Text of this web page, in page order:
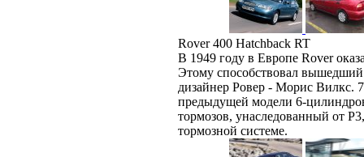
Rover 400 Hatchback RT
В 1949 году в Европе Rover
Этому способствовал вышедший
дизайнер Ровер - Морис Вилкс.
предыдущей модели 6-
тормозов, унаследованный от
тормозной системе.